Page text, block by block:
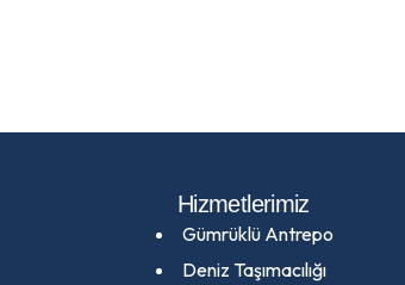
Hizmetlerimiz
Gümrüklü Antrepo
Deniz Taşımacılığı